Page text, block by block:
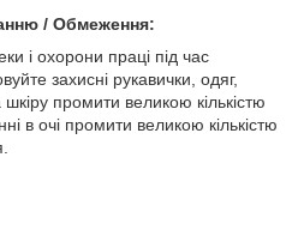
/ Обмеження:
і охорони праці під час
захисні рукавички, одяг,
промити великою кількістю
в очі промити великою кількістю